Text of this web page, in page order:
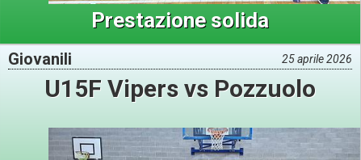
Prestazione solida
Giovanili 25 aprile 2026
U15F Vipers vs Pozzuolo